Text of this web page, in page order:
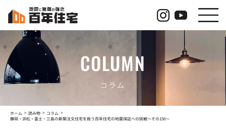
ツ
ス
キ
ッ
シ
ン
に
移
COLUMN
コラム
ホーム 読み物
コラム
静岡・浜松・富士・三島の新築注文住宅を扱う百年住宅の地震保証への挑戦～その156～